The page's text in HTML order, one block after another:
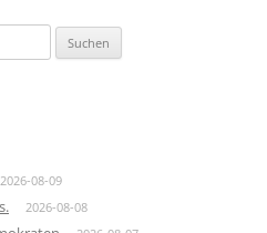
2026-08-09
2026-08-08